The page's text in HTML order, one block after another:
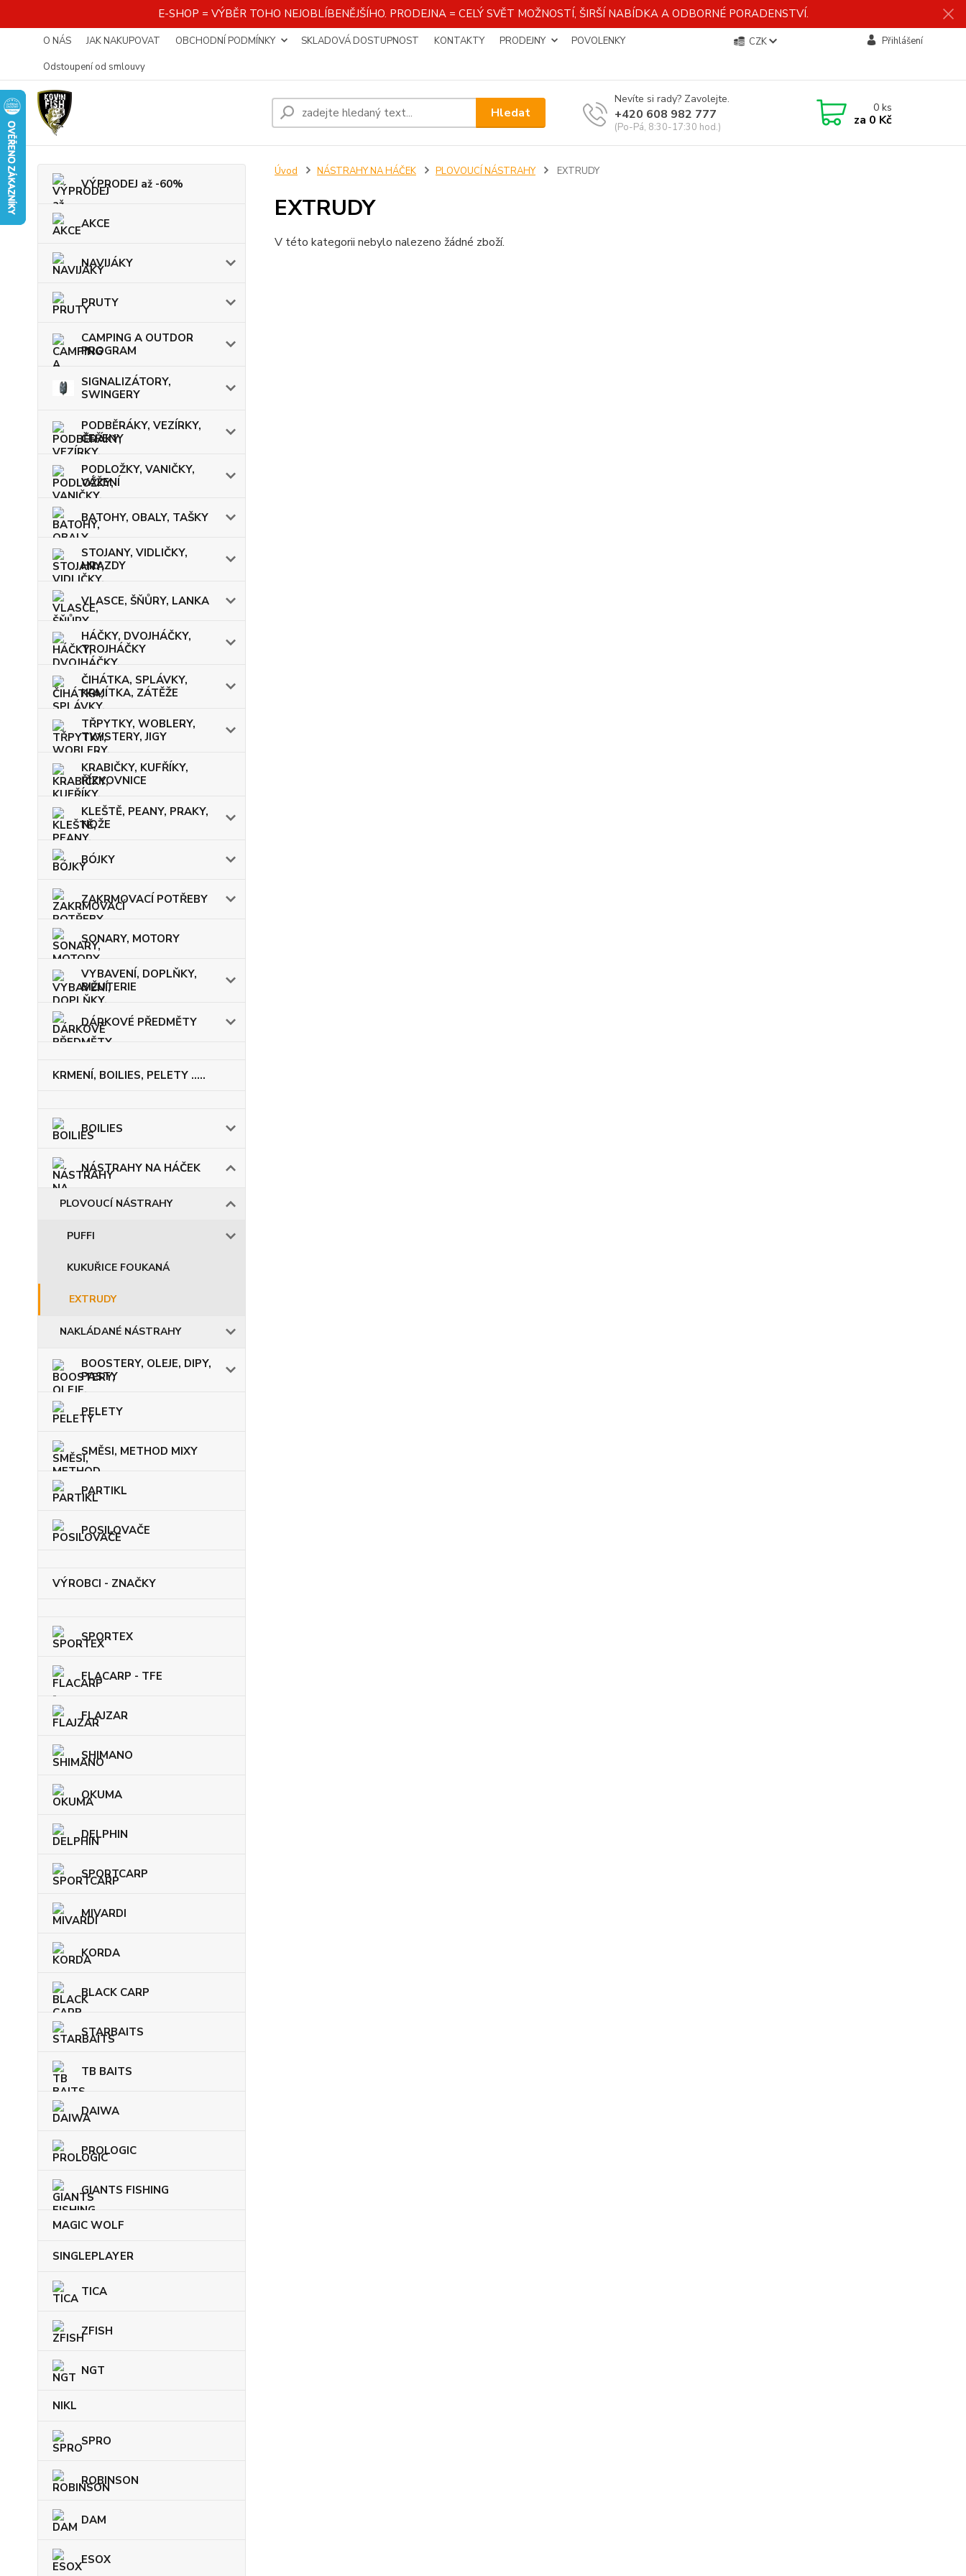
E-SHOP = VÝBĚR TOHO NEJOBLÍBENĚJŠÍHO. PRODEJNA = CELÝ SVĚT MOŽNOSTÍ, ŠIRŠÍ NABÍDKA A ODBORNÉ PORADENSTVÍ.
O NÁS JAK NAKUPOVAT OBCHODNÍ PODMÍNKY SKLADOVÁ DOSTUPNOST KONTAKTY PRODEJNY
POVOLENKY
Odstoupení od smlouvy
CZK Přihlášení
Hledat
Nevíte si rady? Zavolejte.
+420 608 982 777
(Po-Pá, 8:30-17:30 hod.)
0ks
za 0 Kč
VÝPRODEJ až -60%
AKCE
NAVIJÁKY
PRUTY
CAMPING A OUTDOR
PROGRAM
SIGNALIZÁTORY,
SWINGERY
PODBĚRÁKY, VEZÍRKY,
ČEŘENY
PODLOŽKY, VANIČKY,
VÁŽENÍ
BATOHY, OBALY, TAŠKY
STOJANY, VIDLIČKY,
HRAZDY
VLASCE, ŠŇŮRY, LANKA
HÁČKY, DVOJHÁČKY,
TROJHÁČKY
ČIHÁTKA, SPLÁVKY,
KRMÍTKA, ZÁTĚŽE
TŘPYTKY, WOBLERY,
TWISTERY, JIGY
KRABIČKY, KUFŘÍKY,
ŘÍZKOVNICE
KLEŠTĚ, PEANY, PRAKY,
NOŽE
BÓJKY
ZAKRMOVACÍ POTŘEBY
SONARY, MOTORY
VYBAVENÍ, DOPLŇKY,
BIŽUTERIE
DÁRKOVÉ PŘEDMĚTY
KRMENÍ, BOILIES, PELETY .....
BOILIES
NÁSTRAHY NA HÁČEK
PLOVOUCÍ NÁSTRAHY
PUFFI
KUKUŘICE FOUKANÁ
EXTRUDY
NAKLÁDANÉ NÁSTRAHY
BOOSTERY, OLEJE, DIPY,
PASTY
PELETY
SMĚSI, METHOD MIXY
PARTIKL
POSILOVAČE
VÝROBCI - ZNAČKY
SPORTEX
FLACARP - TFE
FLAJZAR
SHIMANO
OKUMA
DELPHIN
SPORTCARP
MIVARDI
KORDA
BLACK CARP
STARBAITS
TB BAITS
DAIWA
PROLOGIC
GIANTS FISHING
MAGIC WOLF
SINGLEPLAYER
TICA
ZFISH
NGT
NIKL
SPRO
ROBINSON
DAM
ESOX
Úvod NÁSTRAHY NA HÁČEK PLOVOUCÍ NÁSTRAHY EXTRUDY
EXTRUDY
V této kategorii nebylo nalezeno žádné zboží.